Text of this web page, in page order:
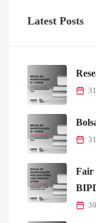
Latest Posts
Fair